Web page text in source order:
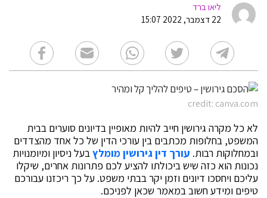
ליאו ברד
22 דצמבר, 2022 15:07
credit: canva.com
לא כל מקרה גירושין חייב להיות מאופיין בדיונים סוערים בבית
המשפט, בחלופות מכתבים בין עורכי הדין של כל אחד מהצדדים
ובמחלוקות רבות. עורך דין גירושין מומלץ בעל ניסיון ומיומנויות
נכונות הוא כזה שיש ביכולתו להציע לכם פתרונות אחרים, שיקלו
עליכם ויחסכו דיונים וזמן יקר בבתי משפט. על כך ריכזנו עבורכם
טיפים ומידע חשוב במאמר שכאן לפניכם.